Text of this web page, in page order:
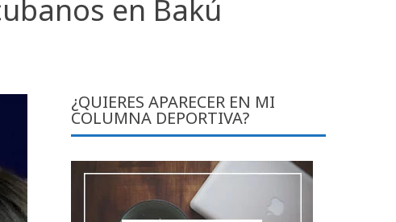
en Bakú
¿QUIERES APARECER EN MI
COLUMNA DEPORTIVA?